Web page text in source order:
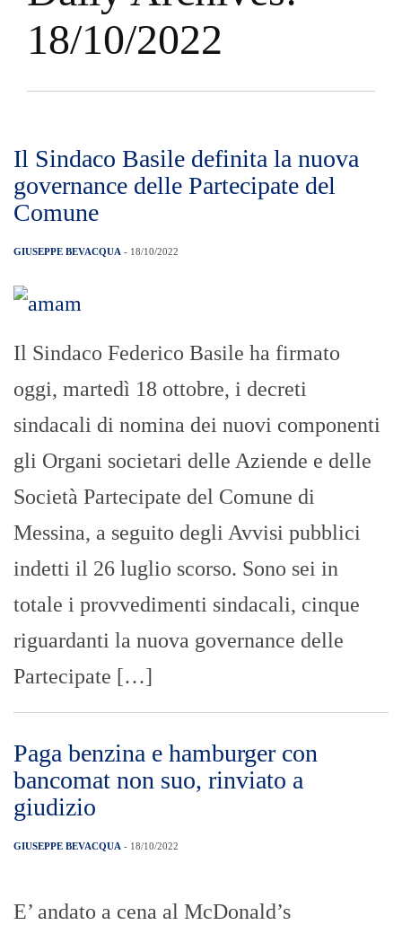
18/10/2022
Il Sindaco Basile definita la nuova
governance delle Partecipate del
Comune
GIUSEPPE BEVACQUA - 18/10/2022
Il Sindaco Federico Basile ha firmato
oggi, martedì 18 ottobre, i decreti
sindacali di nomina dei nuovi componenti
gli Organi societari delle Aziende e delle
Società Partecipate del Comune di
Messina, a seguito degli Avvisi pubblici
indetti il 26 luglio scorso. Sono sei in
totale i provvedimenti sindacali, cinque
riguardanti la nuova governance delle
Partecipate […]
Paga benzina e hamburger con
bancomat non suo, rinviato a
giudizio
GIUSEPPE BEVACQUA - 18/10/2022
E’ andato a cena al McDonald’s